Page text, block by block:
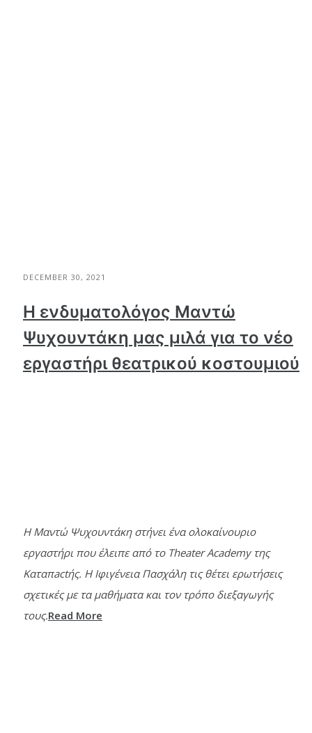
DECEMBER 30, 2021
Η ενδυματολόγος Μαντώ
Ψυχουντάκη μας μιλά για το νέο
εργαστήρι θεατρικού κοστουμιού
Η Μαντώ Ψυχουντάκη στήνει ένα ολοκαίνουριο
εργαστήρι που έλειπε από το Theater Academy της
Καταπactής. Η Ιφιγένεια Πασχάλη τις θέτει ερωτήσεις
σχετικές με τα μαθήματα και τον τρόπο διεξαγωγής
τους.Read More